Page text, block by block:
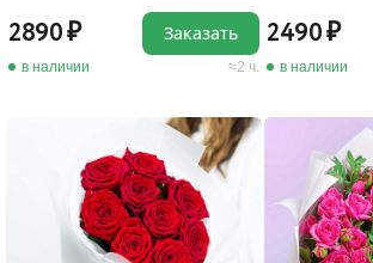
2890
в наличии 2 ч.
Заказать 2490
в наличии